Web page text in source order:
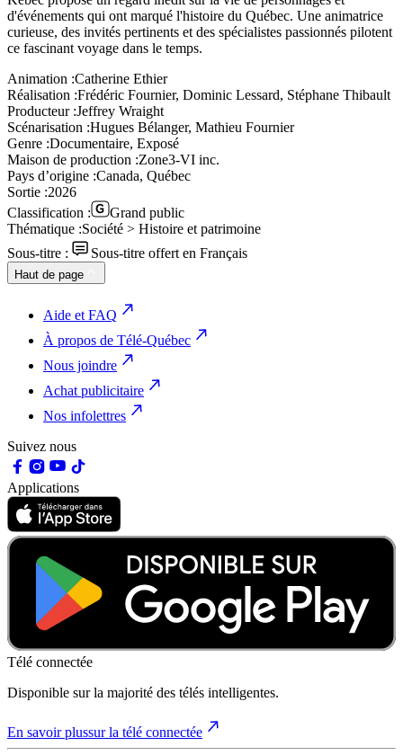
d'événements qui ont marqué l'histoire du Québec. Une animatrice
curieuse, des invités pertinents et des spécialistes passionnés pilotent
ce fascinant voyage dans le temps.
Animation :Catherine Ethier
Réalisation :Frédéric Fournier, Dominic Lessard, Stéphane Thibault
Producteur :Jeffrey Wraight
Scénarisation :Hugues Bélanger, Mathieu Fournier
Genre :Documentaire, Exposé
Maison de production :Zone3-VI inc.
Pays d’origine :Canada, Québec
Sortie :2026
Classification :
Grand public
Thématique :Société > Histoire et patrimoine
Sous-titre :
Sous-titre offert en Français
Haut de page
Aide et FAQ
À propos de Télé-Québec
Nous joindre
Achat publicitaire
Nos infolettres
Suivez nous
Applications
Télé connectée
Disponible sur la majorité des télés intelligentes.
En savoir plussur la télé connectée